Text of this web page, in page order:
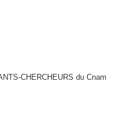
CHERCHEURS du Cnam